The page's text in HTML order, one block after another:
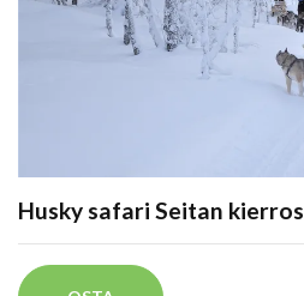
Husky safari Seitan kierros